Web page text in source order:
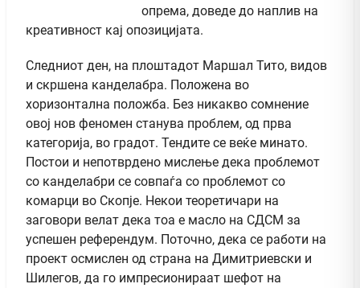
опрема, доведе до наплив на
креативност кај опозицијата.
Следниот ден, на плоштадот Маршал Тито, видов
и скршена канделабра. Положена во
хоризонтална положба. Без никакво сомнение
овој нов феномен станува проблем, од прва
категорија, во градот. Тендите се веќе минато.
Постои и непотврдено мислење дека проблемот
со канделабри се совпаѓа со проблемот со
комарци во Скопје. Некои теоретичари на
заговори велат дека тоа е масло на СДСМ за
успешен референдум. Поточно, дека се работи на
проект осмислен од страна на Димитриевски и
Шилегов, да го импресионираат шефот на